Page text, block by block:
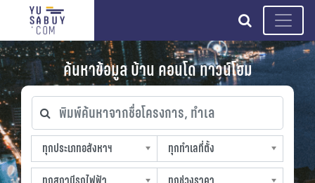
search
ค้นหาข้อมูล บ้าน คอนโด ทาวน์โฮม
พิมพ์ค้นหาจากชื่อโครงการ, ทำเล
ทุกประเภทอสังหาฯ
ทุกประเภทอสังหาฯ
sproperty
ทุกทำเลที่ตั้ง
ทุกทำเลที่ตั้ง
slocation
ทุกสถานีรถไฟฟ้า
ทุกช่วงราคา